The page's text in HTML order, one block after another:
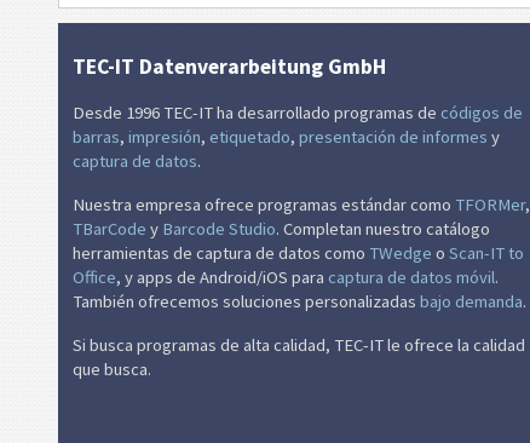
I
Etiquetas para inventario
NF
Etiquetas de Nutrición
€
Mandato SEPA
₣
Factura-QR suiza
M
Miscelánea
TEC-IT Datenverarbeitung GmbH
Desde 1996 TEC-IT ha desarrollado programas de códigos de
barras, impresión, etiquetado, presentación de informes y
captura de datos.
Nuestra empresa ofrece programas estándar como TFORMer,
TBarCode y Barcode Studio. Completan nuestro catálogo
herramientas de captura de datos como TWedge o Scan-IT to
Office, y apps de Android/iOS para captura de datos móvil.
También ofrecemos soluciones personalizadas bajo demanda.
Si busca programas de alta calidad, TEC-IT le ofrece la calidad
que busca.